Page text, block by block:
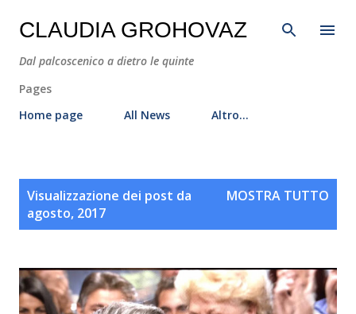
Passa ai contenuti principali
CLAUDIA GROHOVAZ
Dal palcoscenico a dietro le quinte
Pages
Home page
All News Altro…
Visualizzazione dei post da
agosto, 2017
MOSTRA TUTTO